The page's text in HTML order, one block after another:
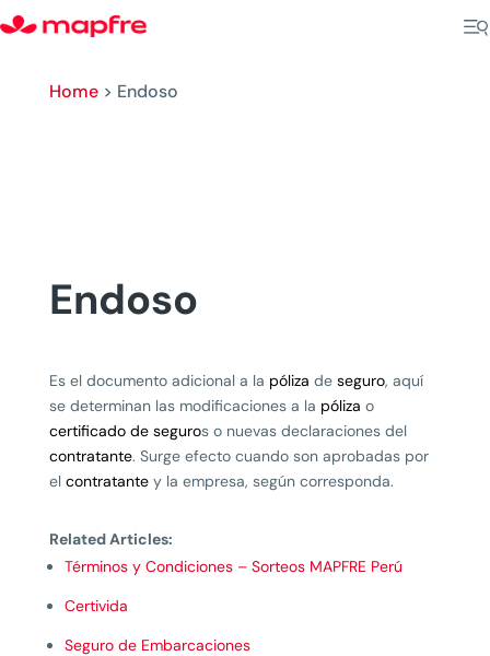
Home> Endoso
Endoso
Es el documento adicional a la póliza de seguro, aquí
se determinan las modificaciones a la póliza o
certificado de seguros o nuevas declaraciones del
contratante. Surge efecto cuando son aprobadas por
el contratantey la empresa, según corresponda.
Related Articles:
Términos y Condiciones – Sorteos MAPFRE Perú
Certivida
Seguro de Embarcaciones